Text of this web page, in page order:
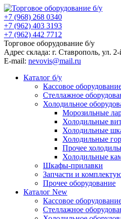
+7 (968) 268 0340
+7 (962) 403 3193
+7 (962) 442 7712
Торговое оборудование б/у
Адрес склада: г. Ставрополь, ул.
E-mail: nevovis@mail.ru
Каталог б/у
Кассовое
Стеллажное
Холодильное
Морозильные
Холодильные
Холодильные
Холодильные
Прочее
Холодильные
Шкафы-прилавки
Запчасти и
Прочее оборудование
Каталог New
Кассовое
Стеллажное